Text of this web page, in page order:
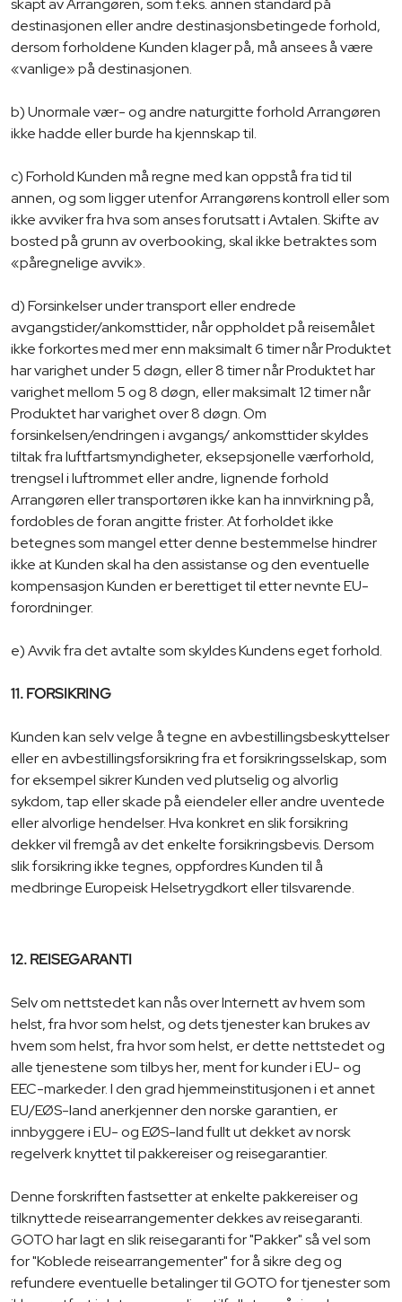
skapt av Arrangøren, som f.eks. annen standard på
destinasjonen eller andre destinasjonsbetingede forhold,
dersom forholdene Kunden klager på, må ansees å være
«vanlige» på destinasjonen.
b) Unormale vær- og andre naturgitte forhold Arrangøren
ikke hadde eller burde ha kjennskap til.
c) Forhold Kunden må regne med kan oppstå fra tid til
annen, og som ligger utenfor Arrangørens kontroll eller som
ikke avviker fra hva som anses forutsatt i Avtalen. Skifte av
bosted på grunn av overbooking, skal ikke betraktes som
«påregnelige avvik».
d) Forsinkelser under transport eller endrede
avgangstider/ankomsttider, når oppholdet på reisemålet
ikke forkortes med mer enn maksimalt 6 timer når Produktet
har varighet under 5 døgn, eller 8 timer når Produktet har
varighet mellom 5 og 8 døgn, eller maksimalt 12 timer når
Produktet har varighet over 8 døgn. Om
forsinkelsen/endringen i avgangs/ ankomsttider skyldes
tiltak fra luftfartsmyndigheter, eksepsjonelle værforhold,
trengsel i luftrommet eller andre, lignende forhold
Arrangøren eller transportøren ikke kan ha innvirkning på,
fordobles de foran angitte frister. At forholdet ikke
betegnes som mangel etter denne bestemmelse hindrer
ikke at Kunden skal ha den assistanse og den eventuelle
kompensasjon Kunden er berettiget til etter nevnte EU-
forordninger.
e) Avvik fra det avtalte som skyldes Kundens eget forhold.
11. FORSIKRING
Kunden kan selv velge å tegne en avbestillingsbeskyttelser
eller en avbestillingsforsikring fra et forsikringsselskap, som
for eksempel sikrer Kunden ved plutselig og alvorlig
sykdom, tap eller skade på eiendeler eller andre uventede
eller alvorlige hendelser. Hva konkret en slik forsikring
dekker vil fremgå av det enkelte forsikringsbevis. Dersom
slik forsikring ikke tegnes, oppfordres Kunden til å
medbringe Europeisk Helsetrygdkort eller tilsvarende.
12. REISEGARANTI
Selv om nettstedet kan nås over Internett av hvem som
helst, fra hvor som helst, og dets tjenester kan brukes av
hvem som helst, fra hvor som helst, er dette nettstedet og
alle tjenestene som tilbys her, ment for kunder i EU- og
EEC-markeder. I den grad hjemmeinstitusjonen i et annet
EU/EØS-land anerkjenner den norske garantien, er
innbyggere i EU- og EØS-land fullt ut dekket av norsk
regelverk knyttet til pakkereiser og reisegarantier.
Denne forskriften fastsetter at enkelte pakkereiser og
tilknyttede reisearrangementer dekkes av reisegaranti.
GOTO har lagt en slik reisegaranti for "Pakker" så vel som
for "Koblede reisearrangementer" for å sikre deg og
refundere eventuelle betalinger til GOTO for tjenester som